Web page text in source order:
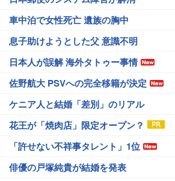
車中泊で女性死亡 遺族の胸中
息子助けようとした父 意識不明
日本人が誤解 海外タトゥー事情
佐野航大 PSVへの完全移籍が決定
ケニア人と結婚「差別」のリアル
花王が「焼肉店」限定オープン？
「許せない不祥事タレント」1位
俳優の戸塚純貴が結婚を発表